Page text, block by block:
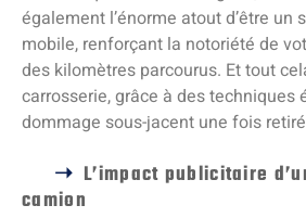
également l’énorme atout d’être un
mobile, renforçant la notoriété de
des kilomètres parcourus. Et tout
carrosserie, grâce à des techniques
dommage sous-jacent une fois
L’impact publicitaire
camion